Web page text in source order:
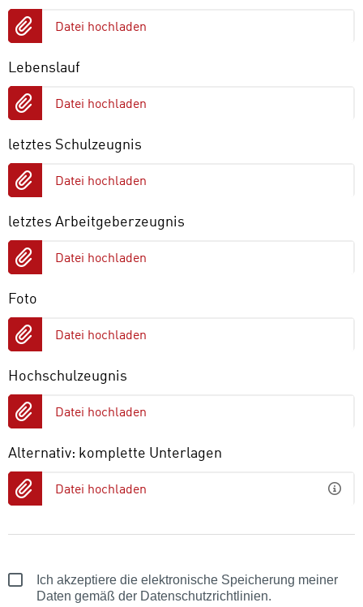
Datei hochladen
Lebenslauf
Datei hochladen
letztes Schulzeugnis
Datei hochladen
letztes Arbeitgeberzeugnis
Datei hochladen
Foto
Datei hochladen
Hochschulzeugnis
Datei hochladen
Alternativ: komplette Unterlagen
Datei hochladen
Ich akzeptiere die elektronische Speicherung meiner
Daten gemäß der Datenschutzrichtlinien.